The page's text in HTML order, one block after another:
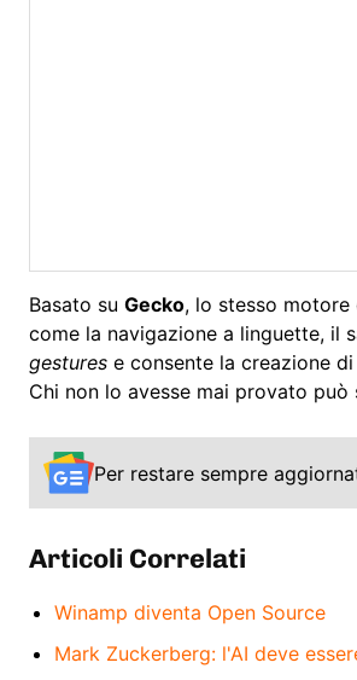
Basato su Gecko, lo stesso motore
come la navigazione a linguette, il
gestures e consente la creazione
Chi non lo avesse mai provato può
Per restare sempre
Articoli Correlati
Winamp diventa Open Source
Mark Zuckerberg: l'AI deve